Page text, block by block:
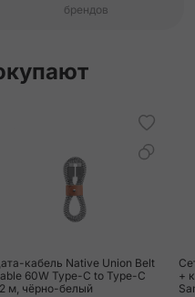
брендов
кабель Native Union Belt
60W Type-C to Type-C
м, чёрно-белый
+